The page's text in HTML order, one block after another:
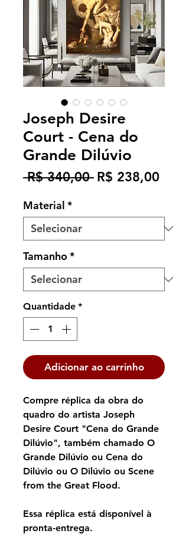
Joseph Desire
Court - Cena do
Grande Dilúvio
R$ 340,00 Preço
R$ 238,00Preço
Material *
Tamanho*
Quantidade *
Adicionar ao carrinho
Compre réplica da obra do
quadro do artista Joseph
Desire Court "Cena do Grande
Dilúvio", também chamado O
Grande Dilúvio ou Cena do
Dilúvio ou O Dilúvio ou Scene
from the Great Flood.
Essa réplica está disponível à
pronta-entrega.